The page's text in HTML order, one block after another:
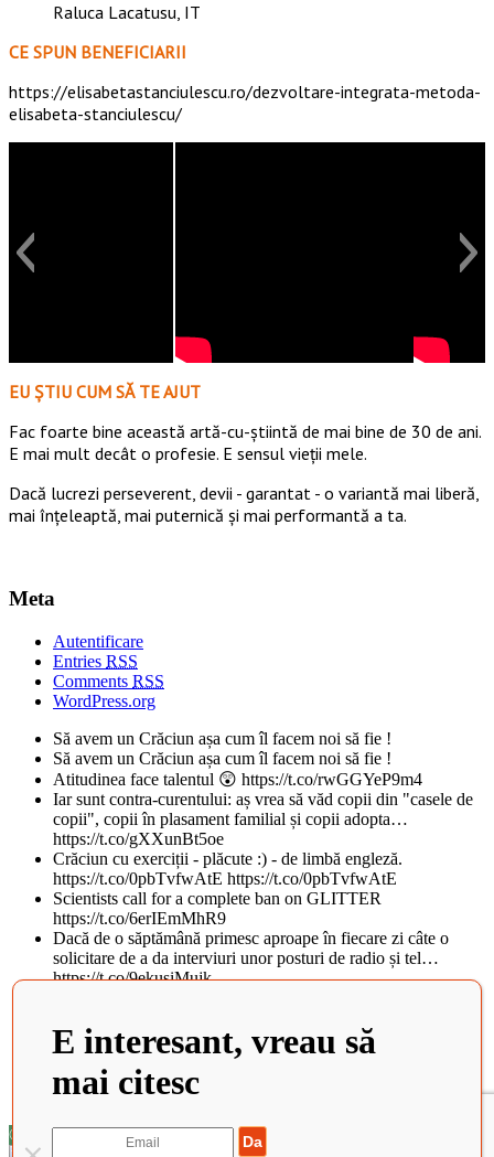
Raluca Lacatusu, IT
CE SPUN BENEFICIARII
https://elisabetastanciulescu.ro/dezvoltare-integrata-metoda-
elisabeta-stanciulescu/
EU ȘTIU CUM SĂ TE AJUT
Fac foarte bine această artă-cu-știintă de mai bine de 30 de ani.
E mai mult decât o profesie. E sensul vieții mele.
Dacă lucrezi perseverent, devii - garantat - o variantă mai liberă,
mai înțeleaptă, mai puternică și mai performantă a ta.
Meta
Autentificare
Entries RSS
Comments RSS
WordPress.org
Să avem un Crăciun așa cum îl facem noi să fie !
Să avem un Crăciun așa cum îl facem noi să fie !
Atitudinea face talentul 😲 https://t.co/rwGGYeP9m4
Iar sunt contra-curentului: aș vrea să văd copii din "casele de
copii", copii în plasament familial și copii adopta…
https://t.co/gXXunBt5oe
Crăciun cu exerciții - plăcute :) - de limbă engleză.
https://t.co/0pbTvfwAtE https://t.co/0pbTvfwAtE
Scientists call for a complete ban on GLITTER
https://t.co/6erIEmMhR9
Dacă de o săptămână primesc aproape în fiecare zi câte o
solicitare de a da interviuri unor posturi de radio și tel…
https://t.co/9ekusiMujk
https://t.co/tObCifkj49
Zaha Hadid Architects Completes China’s Newest Cultural
Center https://t.co/QvJIM8HmXs
Școa... https://t.co/QRcnBMQnNk
©2022 Elisabeta Stanciulescu. Toate drepturile rezervate
E interesant, vreau să
mai citesc